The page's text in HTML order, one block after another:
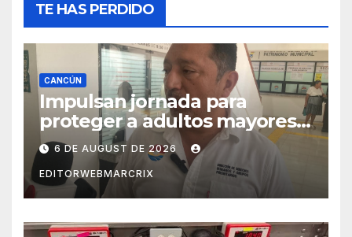
TE HAS PERDIDO
CANCÚN
Impulsan jornada para
proteger a adultos mayores
de fraudes en Cancún
6 DE AUGUST DE 2026
EDITORWEBMARCRIX